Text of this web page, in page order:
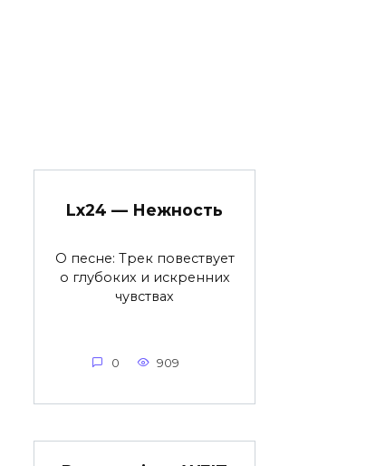
Lx24 — Нежность
О песне: Трек повествует
о глубоких и искренних
чувствах
0 909